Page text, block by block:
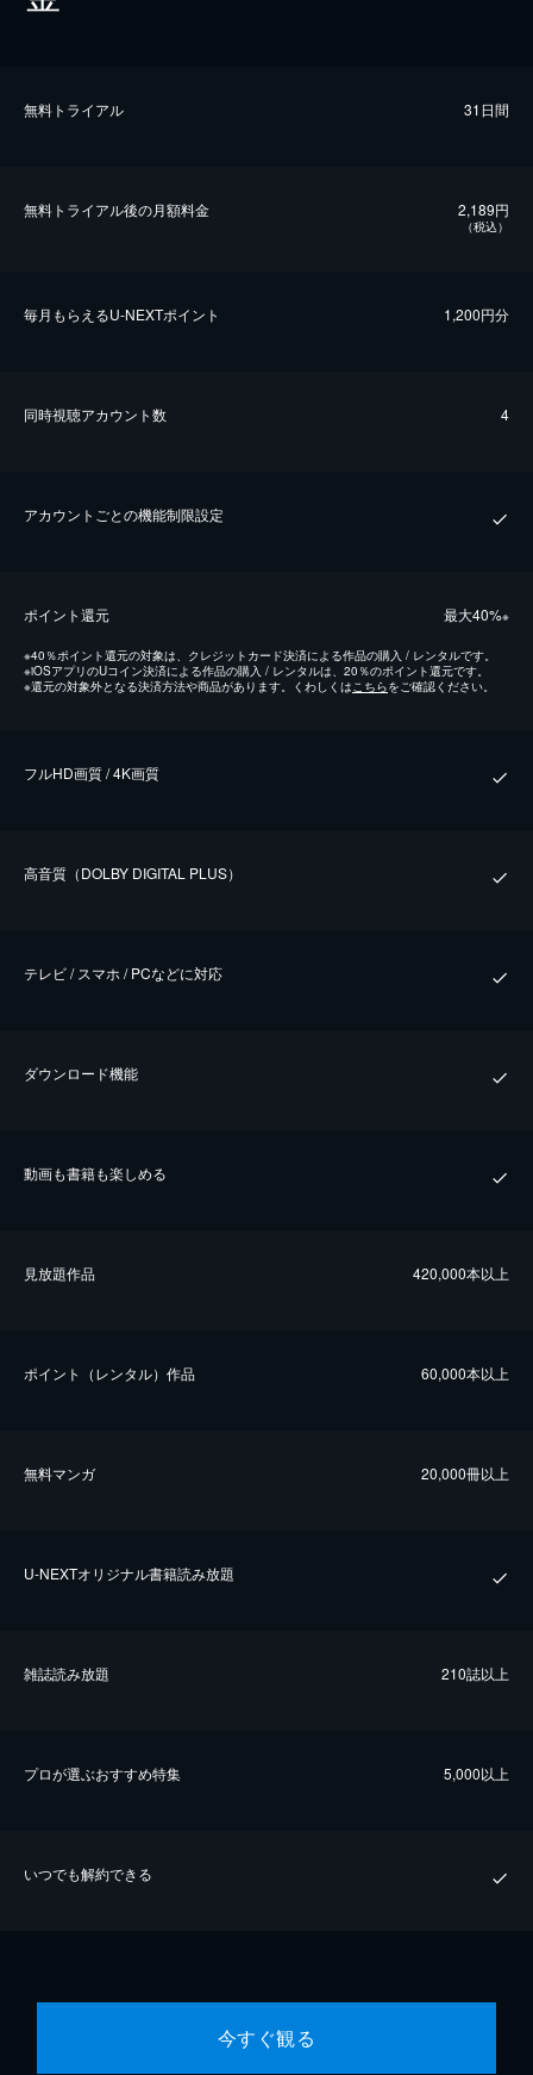
無料トライアル 31日間
無料トライアル後の⽉額料金 2,189円
（税込）
毎⽉もらえるU-NEXTポイント 1,200円分
同時視聴アカウント数 4
アカウントごとの機能制限設定
ポイント還元 最⼤40%※
※40％ポイント還元の対象は、クレジットカード決済による作品の購入 / レンタルです。
※iOSアプリのUコイン決済による作品の購入 / レンタルは、20％のポイント還元です。
※還元の対象外となる決済方法や商品があります。くわしくは こちらをご確認ください。
フルHD画質 / 4K画質
⾼⾳質（DOLBY DIGITAL PLUS）
テレビ / スマホ / PCなどに対応
ダウンロード機能
動画も書籍も楽しめる
⾒放題作品 420,000本以上
ポイント（レンタル）作品 60,000本以上
無料マンガ 20,000冊以上
U-NEXTオリジナル書籍読み放題
雑誌読み放題 210誌以上
プロが選ぶおすすめ特集 5,000以上
いつでも解約できる
今すぐ観る